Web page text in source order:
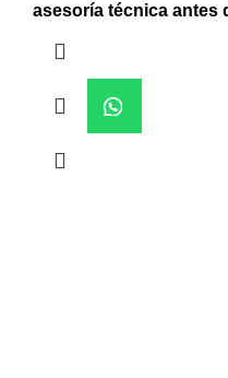
asesoría técnica antes